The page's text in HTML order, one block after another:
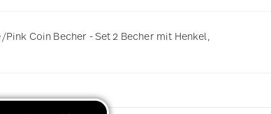
Coin Becher - Set 2 Becher mit Henkel,